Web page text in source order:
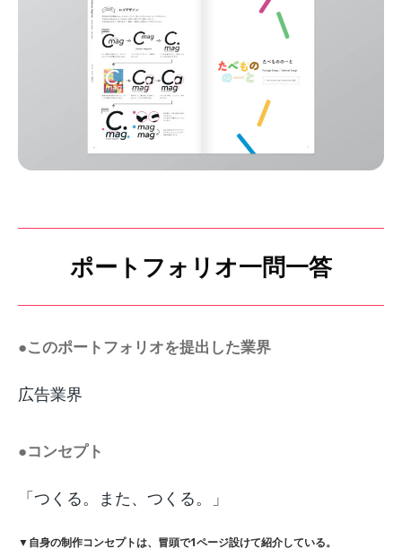
ポートフォリオ一問一答
●このポートフォリオを提出した業界
広告業界
●コンセプト
「つくる。また、つくる。」
▼自身の制作コンセプトは、冒頭で1ページ設けて紹介している。